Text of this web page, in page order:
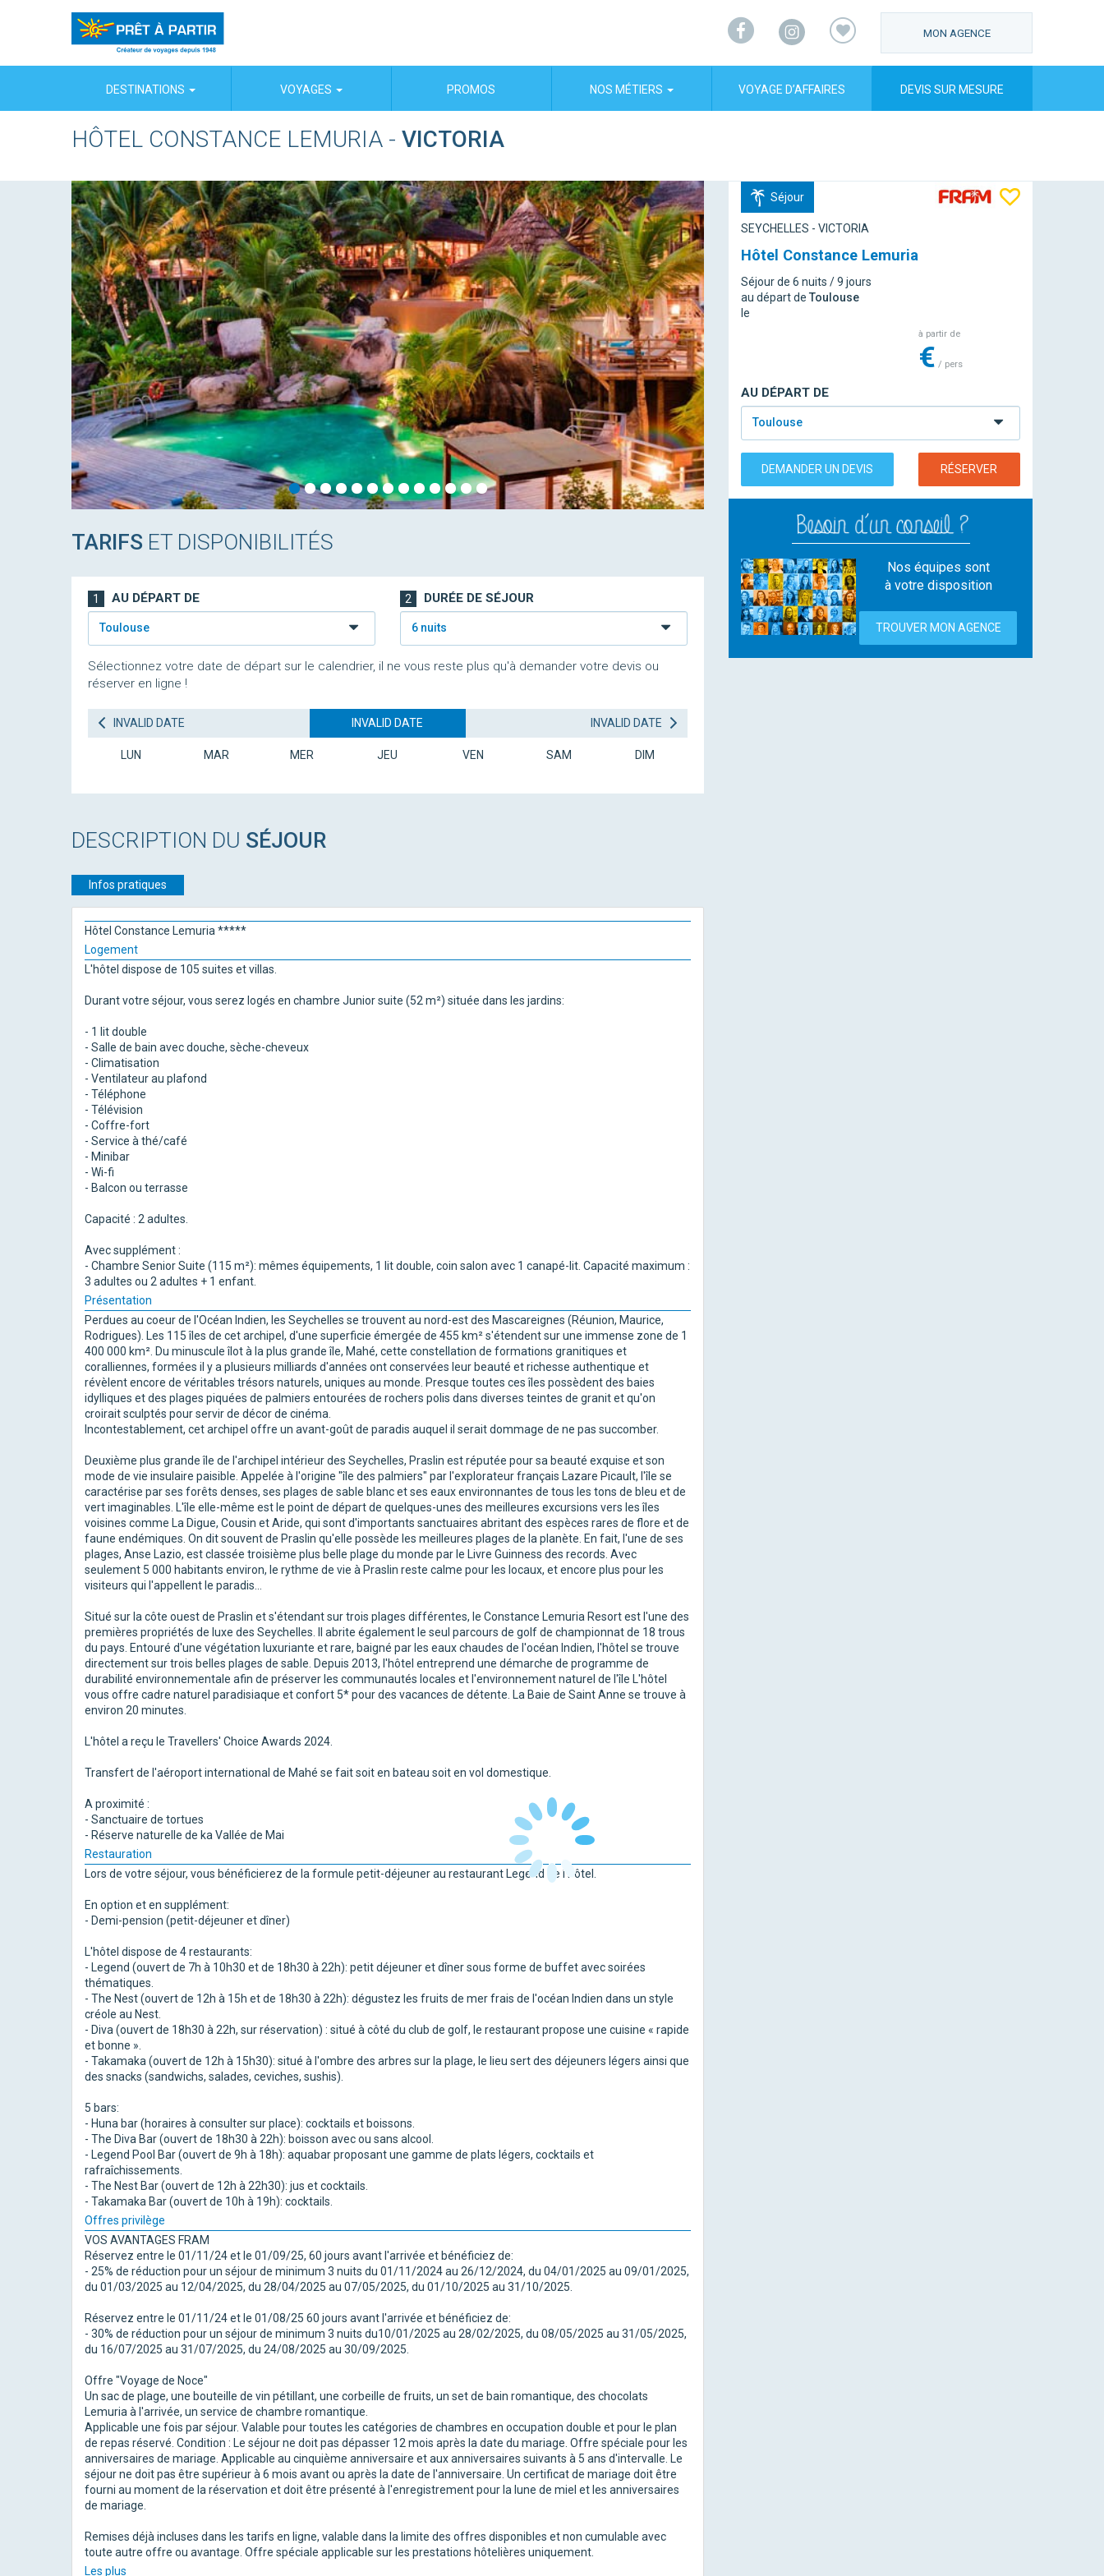
Facebook
Instagram
MON AGENCE
DESTINATIONS VOYAGES PROMOS NOS MÉTIERS VOYAGE D’AFFAIRES DEVIS SUR MESURE
HÔTEL CONSTANCE LEMURIA - VICTORIA
Séjour
SEYCHELLES - VICTORIA
Hôtel Constance Lemuria
Séjour de 6 nuits / 9 jours
au départ deToulouse
le
à partir de
€ / pers
AU DÉPART DE
Toulouse
DEMANDER UN DEVIS RÉSERVER
Nos équipes sont
à votre disposition
TROUVER MON AGENCE
TARIFS ET DISPONIBILITÉS
1 AU DÉPART DE
Toulouse
2 DURÉE DE SÉJOUR
6 nuits
Sélectionnez votre date de départ sur le calendrier, il ne vous reste plus qu'à demander votre devis ou
réserver en ligne !
INVALID DATE INVALID DATE INVALID DATE
LUN MAR MER JEU VEN SAM DIM
DESCRIPTION DU SÉJOUR
Infos pratiques
Hôtel Constance Lemuria *****
Logement
L'hôtel dispose de 105 suites et villas.
Durant votre séjour, vous serez logés en chambre Junior suite (52 m²) située dans les jardins:
- 1 lit double
- Salle de bain avec douche, sèche-cheveux
- Climatisation
- Ventilateur au plafond
- Téléphone
- Télévision
- Coffre-fort
- Service à thé/café
- Minibar
- Wi-fi
- Balcon ou terrasse
Capacité : 2 adultes.
Avec supplément :
- Chambre Senior Suite (115 m²): mêmes équipements, 1 lit double, coin salon avec 1 canapé-lit. Capacité maximum :
3 adultes ou 2 adultes + 1 enfant.
Présentation
Perdues au coeur de l'Océan Indien, les Seychelles se trouvent au nord-est des Mascareignes (Réunion, Maurice,
Rodrigues). Les 115 îles de cet archipel, d'une superficie émergée de 455 km² s'étendent sur une immense zone de 1
400 000 km². Du minuscule îlot à la plus grande île, Mahé, cette constellation de formations granitiques et
coralliennes, formées il y a plusieurs milliards d'années ont conservées leur beauté et richesse authentique et
révèlent encore de véritables trésors naturels, uniques au monde. Presque toutes ces îles possèdent des baies
idylliques et des plages piquées de palmiers entourées de rochers polis dans diverses teintes de granit et qu'on
croirait sculptés pour servir de décor de cinéma.
Incontestablement, cet archipel offre un avant-goût de paradis auquel il serait dommage de ne pas succomber.
Deuxième plus grande île de l'archipel intérieur des Seychelles, Praslin est réputée pour sa beauté exquise et son
mode de vie insulaire paisible. Appelée à l'origine "île des palmiers" par l'explorateur français Lazare Picault, l'île se
caractérise par ses forêts denses, ses plages de sable blanc et ses eaux environnantes de tous les tons de bleu et de
vert imaginables. L'île elle-même est le point de départ de quelques-unes des meilleures excursions vers les îles
voisines comme La Digue, Cousin et Aride, qui sont d'importants sanctuaires abritant des espèces rares de flore et de
faune endémiques. On dit souvent de Praslin qu'elle possède les meilleures plages de la planète. En fait, l'une de ses
plages, Anse Lazio, est classée troisième plus belle plage du monde par le Livre Guinness des records. Avec
seulement 5 000 habitants environ, le rythme de vie à Praslin reste calme pour les locaux, et encore plus pour les
visiteurs qui l'appellent le paradis...
Situé sur la côte ouest de Praslin et s'étendant sur trois plages différentes, le Constance Lemuria Resort est l'une des
premières propriétés de luxe des Seychelles. Il abrite également le seul parcours de golf de championnat de 18 trous
du pays. Entouré d'une végétation luxuriante et rare, baigné par les eaux chaudes de l'océan Indien, l'hôtel se trouve
directement sur trois belles plages de sable. Depuis 2013, l'hôtel entreprend une démarche de programme de
durabilité environnementale afin de préserver les communautés locales et l'environnement naturel de l'île L'hôtel
vous offre cadre naturel paradisiaque et confort 5* pour des vacances de détente. La Baie de Saint Anne se trouve à
environ 20 minutes.
L'hôtel a reçu le Travellers' Choice Awards 2024.
Transfert de l'aéroport international de Mahé se fait soit en bateau soit en vol domestique.
A proximité :
- Sanctuaire de tortues
- Réserve naturelle de ka Vallée de Mai
Restauration
Lors de votre séjour, vous bénéficierez de la formule petit-déjeuner au restaurant Legend de l'hôtel.
En option et en supplément:
- Demi-pension (petit-déjeuner et dîner)
L'hôtel dispose de 4 restaurants:
- Legend (ouvert de 7h à 10h30 et de 18h30 à 22h): petit déjeuner et dîner sous forme de buffet avec soirées
thématiques.
- The Nest (ouvert de 12h à 15h et de 18h30 à 22h): dégustez les fruits de mer frais de l'océan Indien dans un style
créole au Nest.
- Diva (ouvert de 18h30 à 22h, sur réservation) : situé à côté du club de golf, le restaurant propose une cuisine « rapide
et bonne ».
- Takamaka (ouvert de 12h à 15h30): situé à l'ombre des arbres sur la plage, le lieu sert des déjeuners légers ainsi que
des snacks (sandwichs, salades, ceviches, sushis).
5 bars:
- Huna bar (horaires à consulter sur place): cocktails et boissons.
- The Diva Bar (ouvert de 18h30 à 22h): boisson avec ou sans alcool.
- Legend Pool Bar (ouvert de 9h à 18h): aquabar proposant une gamme de plats légers, cocktails et
rafraîchissements.
- The Nest Bar (ouvert de 12h à 22h30): jus et cocktails.
- Takamaka Bar (ouvert de 10h à 19h): cocktails.
Offres privilège
VOS AVANTAGES FRAM
Réservez entre le 01/11/24 et le 01/09/25, 60 jours avant l'arrivée et bénéficiez de:
- 25% de réduction pour un séjour de minimum 3 nuits du 01/11/2024 au 26/12/2024, du 04/01/2025 au 09/01/2025,
du 01/03/2025 au 12/04/2025, du 28/04/2025 au 07/05/2025, du 01/10/2025 au 31/10/2025.
Réservez entre le 01/11/24 et le 01/08/25 60 jours avant l'arrivée et bénéficiez de:
- 30% de réduction pour un séjour de minimum 3 nuits du10/01/2025 au 28/02/2025, du 08/05/2025 au 31/05/2025,
du 16/07/2025 au 31/07/2025, du 24/08/2025 au 30/09/2025.
Offre "Voyage de Noce"
Un sac de plage, une bouteille de vin pétillant, une corbeille de fruits, un set de bain romantique, des chocolats
Lemuria à l'arrivée, un service de chambre romantique.
Applicable une fois par séjour. Valable pour toutes les catégories de chambres en occupation double et pour le plan
de repas réservé. Condition : Le séjour ne doit pas dépasser 12 mois après la date du mariage. Offre spéciale pour les
anniversaires de mariage. Applicable au cinquième anniversaire et aux anniversaires suivants à 5 ans d'intervalle. Le
séjour ne doit pas être supérieur à 6 mois avant ou après la date de l'anniversaire. Un certificat de mariage doit être
fourni au moment de la réservation et doit être présenté à l'enregistrement pour la lune de miel et les anniversaires
de mariage.
Remises déjà incluses dans les tarifs en ligne, valable dans la limite des offres disponibles et non cumulable avec
toute autre offre ou avantage. Offre spéciale applicable sur les prestations hôtelières uniquement.
Les plus